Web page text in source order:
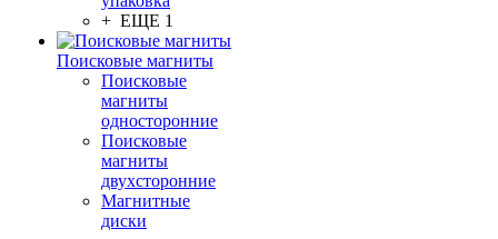
+ ЕЩЕ 1
Поисковые магниты
Поисковые
магниты
односторонние
Поисковые
магниты
двухсторонние
Магнитные
диски